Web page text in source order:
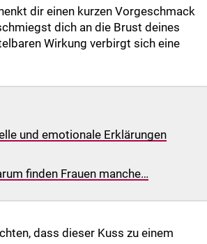
dir einen kurzen Vorgeschmack
dich an die Brust deines
Wirkung verbirgt sich eine
und emotionale Erklärungen
finden Frauen manche…
dass dieser Kuss zu einem